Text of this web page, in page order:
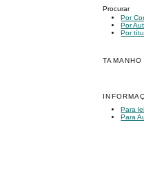
Procurar
Por
Por
Por
TAMANHO
Para
Para